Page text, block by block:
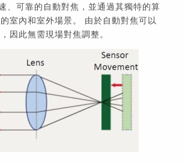
、可靠的自動對焦，並通過其獨特的算
室內和室外場景。 由於自動對焦可以
因此無需現場對焦調整。